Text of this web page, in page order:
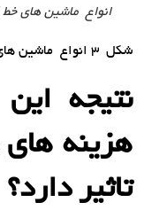
انواع ماشین های
شکل 3 انواع ماشین های خط کشی و دستگاه رنگ آمیزی
نتیجه
هزینه
تاثیر دارد؟